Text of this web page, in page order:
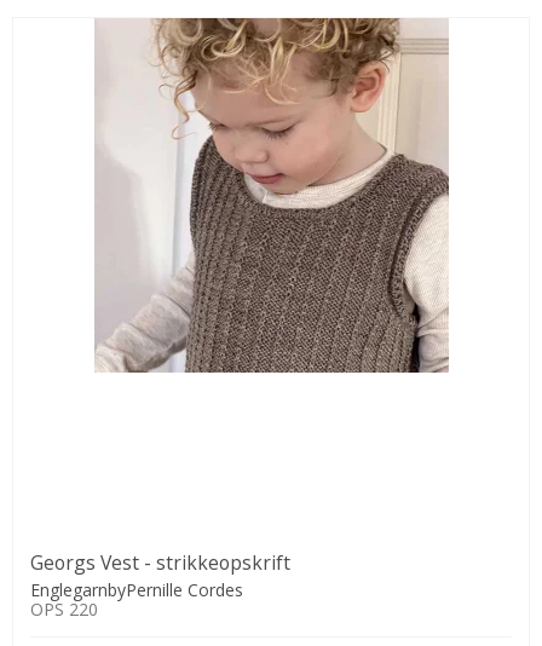
Georgs Vest - strikkeopskrift
EnglegarnbyPernille Cordes
OPS 220